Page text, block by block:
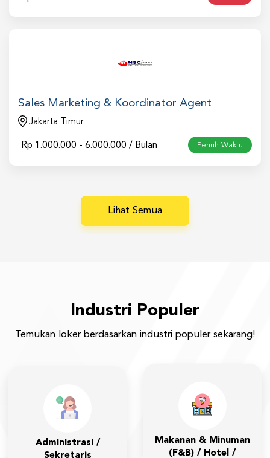
Sales Marketing & Koordinator Agent
Jakarta Timur
Rp 1.000.000 - 6.000.000 / Bulan Penuh Waktu
Lihat Semua
Industri Populer
Temukan loker berdasarkan industri populer sekarang!
Administrasi /
Sekretaris
Makanan & Minuman
(F&B) / Hotel /